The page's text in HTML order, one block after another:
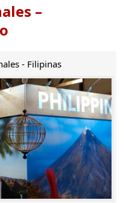
–
- Filipinas